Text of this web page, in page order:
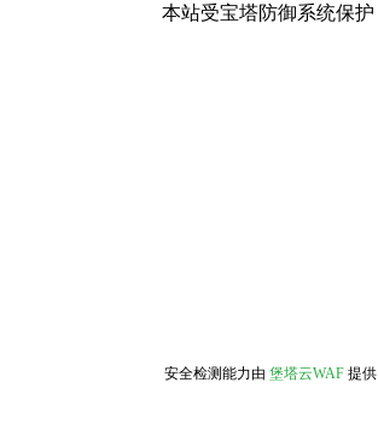
本站受宝塔防御系统保护
安全检测能力由 堡塔云WAF 提供